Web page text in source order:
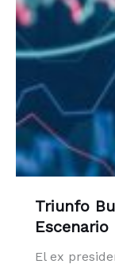
Triunfo
El ex